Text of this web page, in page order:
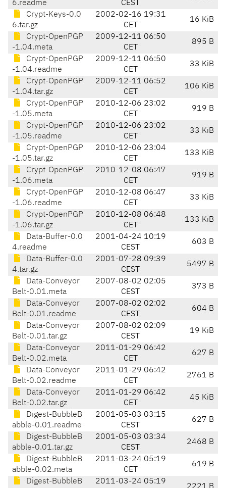
6.readme
CEST
Crypt-Keys-0.0
6.tar.gz
2002-02-16 19:31
CET
16 KiB
Crypt-OpenPGP
-1.04.meta
2009-12-11 06:50
CET
895 B
Crypt-OpenPGP
-1.04.readme
2009-12-11 06:50
CET
33 KiB
Crypt-OpenPGP
-1.04.tar.gz
2009-12-11 06:52
CET
106 KiB
Crypt-OpenPGP
-1.05.meta
2010-12-06 23:02
CET
919 B
Crypt-OpenPGP
-1.05.readme
2010-12-06 23:02
CET
33 KiB
Crypt-OpenPGP
-1.05.tar.gz
2010-12-06 23:04
CET
133 KiB
Crypt-OpenPGP
-1.06.meta
2010-12-08 06:47
CET
919 B
Crypt-OpenPGP
-1.06.readme
2010-12-08 06:47
CET
33 KiB
Crypt-OpenPGP
-1.06.tar.gz
2010-12-08 06:48
CET
133 KiB
Data-Buffer-0.0
4.readme
2001-04-24 10:19
CEST
603 B
Data-Buffer-0.0
4.tar.gz
2001-07-28 09:39
CEST
5497 B
Data-Conveyor
Belt-0.01.meta
2007-08-02 02:05
CEST
373 B
Data-Conveyor
Belt-0.01.readme
2007-08-02 02:02
CEST
604 B
Data-Conveyor
Belt-0.01.tar.gz
2007-08-02 02:09
CEST
19 KiB
Data-Conveyor
Belt-0.02.meta
2011-01-29 06:42
CET
627 B
Data-Conveyor
Belt-0.02.readme
2011-01-29 06:42
CET
2761 B
Data-Conveyor
Belt-0.02.tar.gz
2011-01-29 06:42
CET
45 KiB
Digest-BubbleB
abble-0.01.readme
2001-05-03 03:15
CEST
627 B
Digest-BubbleB
abble-0.01.tar.gz
2001-05-03 03:34
CEST
2468 B
Digest-BubbleB
abble-0.02.meta
2011-03-24 05:19
CET
619 B
Digest-BubbleB 2011-03-24 05:19